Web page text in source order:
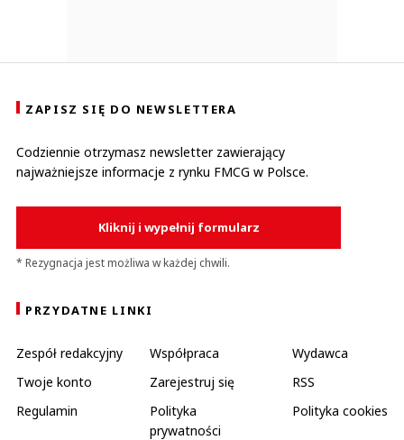
ZAPISZ SIĘ DO NEWSLETTERA
Codziennie otrzymasz newsletter zawierający
najważniejsze informacje z rynku FMCG w Polsce.
Kliknij i wypełnij formularz
* Rezygnacja jest możliwa w każdej chwili.
PRZYDATNE LINKI
Zespół redakcyjny Współpraca
Wydawca
Twoje konto
Zarejestruj się
RSS
Regulamin
Polityka
prywatności
Polityka cookies